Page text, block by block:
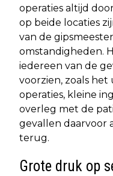
operaties altijd
op beide locaties
van de
omstandigheden.
iedereen van de
voorzien, zoals
operaties, kleine
overleg met de
gevallen daarvoor
terug.
Grote druk op